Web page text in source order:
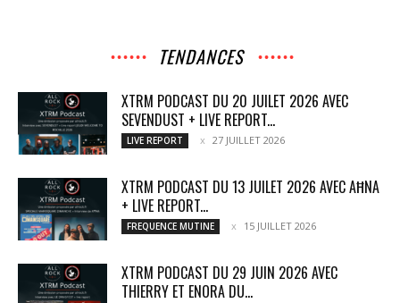
TENDANCES
XTRM PODCAST DU 20 JUILET 2026 AVEC
SEVENDUST + LIVE REPORT...
LIVE REPORT 27 JUILLET 2026
XTRM PODCAST DU 13 JUILET 2026 AVEC AĦNA
+ LIVE REPORT...
FREQUENCE MUTINE 15 JUILLET 2026
XTRM PODCAST DU 29 JUIN 2026 AVEC
THIERRY ET ENORA DU...